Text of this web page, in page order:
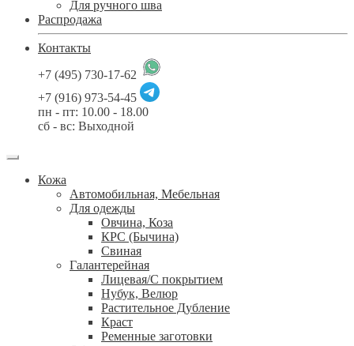
Для ручного шва
Распродажа
Контакты
+7 (495) 730-17-62
+7 (916) 973-54-45
пн - пт: 10.00 - 18.00
сб - вс: Выходной
Кожа
Автомобильная, Мебельная
Для одежды
Овчина, Коза
КРС (Бычина)
Свиная
Галантерейная
Лицевая/С покрытием
Нубук, Велюр
Растительное Дубление
Краст
Ременные заготовки